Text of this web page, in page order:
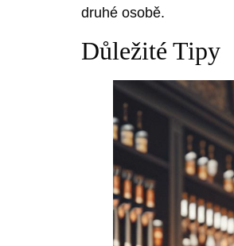
druhé osobě.
Důležité Tipy